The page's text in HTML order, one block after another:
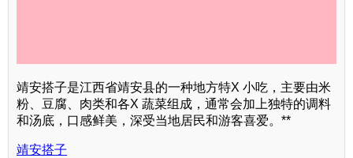
靖安搭子是江西省靖安县的一种地方特X 小吃，主要由米
粉、豆腐、肉类和各X 蔬菜组成，通常会加上独特的调料
和汤底，口感鲜美，深受当地居民和游客喜爱。**
靖安搭子